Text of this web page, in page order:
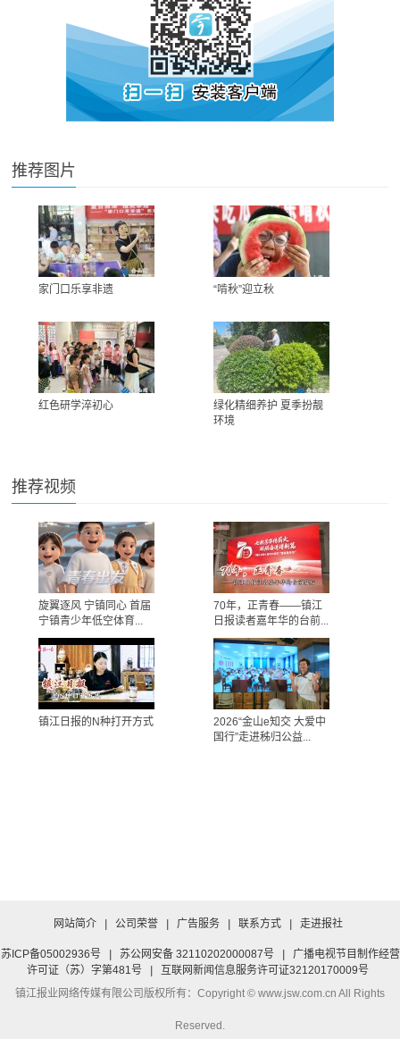
推荐图片
家门口乐享非遗 “啃秋”迎立秋
红色研学淬初心
绿化精细养护 夏季扮靓
环境
推荐视频
旋翼逐风 宁镇同心 首届
宁镇青少年低空体育...
70年，正青春——镇江
日报读者嘉年华的台前...
镇江日报的N种打开方式
2026“金山e知交 大爱中
国行”走进秭归公益...
网站简介 | 公司荣誉 | 广告服务 | 联系方式 | 走进报社
苏ICP备05002936号 | 苏公网安备 32110202000087号 |
广播电视节目制作经营
许可证（苏）字第481号
|
互联网新闻信息服务许可证32120170009号
镇江报业网络传媒有限公司版权所有：Copyright © www.jsw.com.cn All Rights
Reserved.